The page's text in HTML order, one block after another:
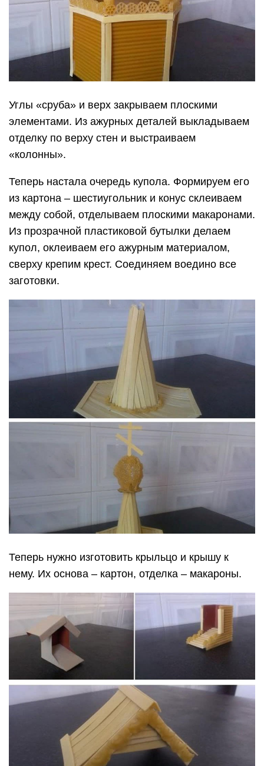
Углы «сруба» и верх закрываем плоскими
элементами. Из ажурных деталей выкладываем
отделку по верху стен и выстраиваем
«колонны».
Теперь настала очередь купола. Формируем его
из картона – шестиугольник и конус склеиваем
между собой, отделываем плоскими макаронами.
Из прозрачной пластиковой бутылки делаем
купол, оклеиваем его ажурным материалом,
сверху крепим крест. Соединяем воедино все
заготовки.
Теперь нужно изготовить крыльцо и крышу к
нему. Их основа – картон, отделка – макароны.